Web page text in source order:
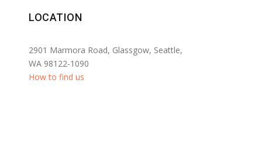
LOCATION
2901 Marmora Road, Glassgow, Seattle,
WA 98122-1090
How to find us